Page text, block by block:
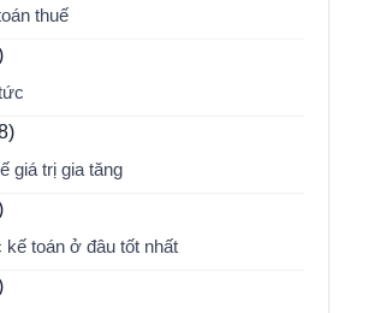
thuế
giá trị gia tăng
kế toán ở đâu tốt nhất